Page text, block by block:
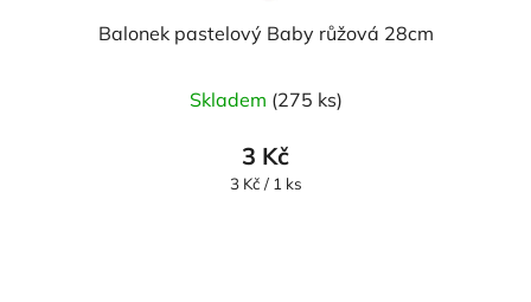
Balonek pastelový Baby růžová 28cm
Skladem (275 ks)
3 Kč
Měrná
3 Kč / 1 ks